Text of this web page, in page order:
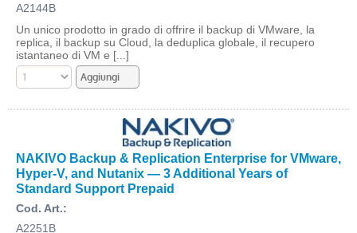
A2144B
Un unico prodotto in grado di offrire il backup di VMware, la
replica, il backup su Cloud, la deduplica globale, il recupero
istantaneo di VM e [...]
NAKIVO Backup & Replication Enterprise for VMware,
Hyper-V, and Nutanix — 3 Additional Years of
Standard Support Prepaid
Cod. Art.:
A2251B